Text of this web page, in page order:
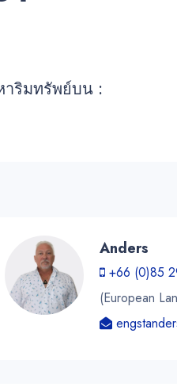
าริมทรัพย์บน :
Anders
+66 (0)85
(European